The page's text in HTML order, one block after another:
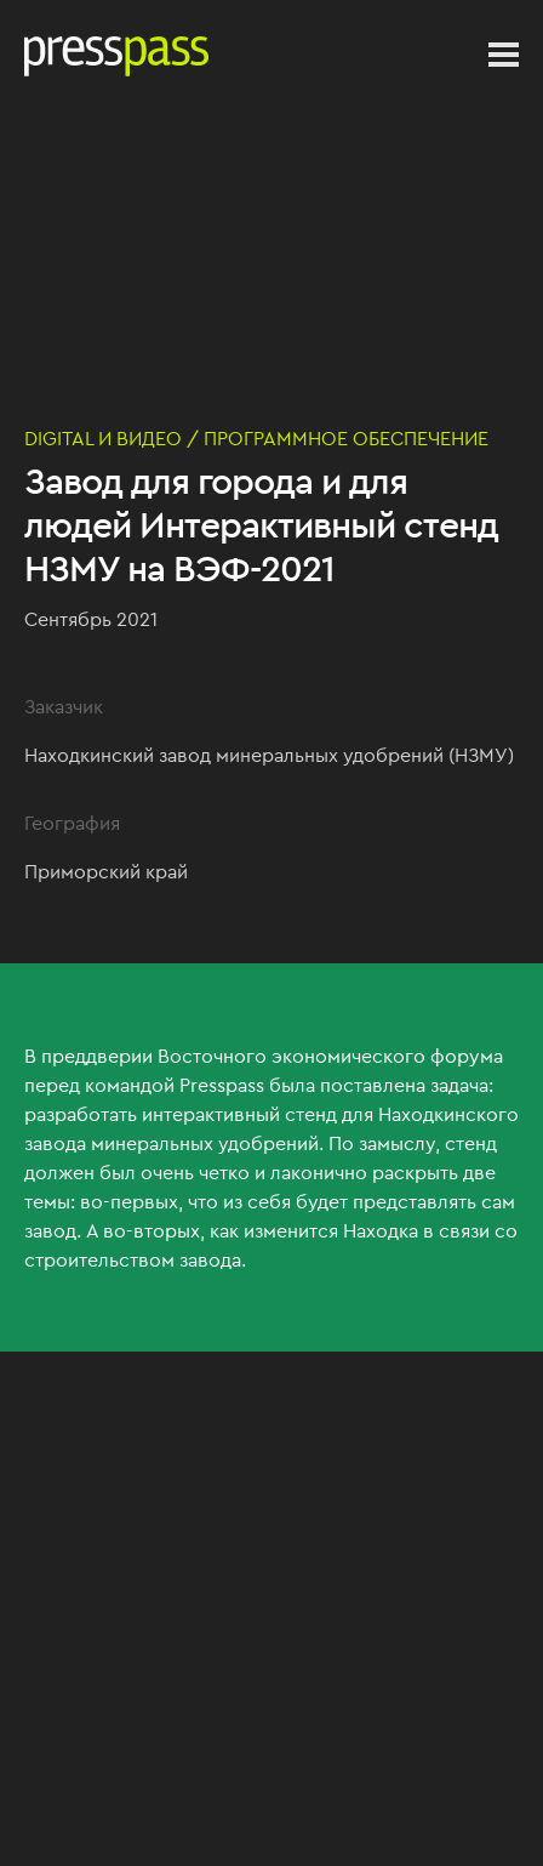
DIGITAL И ВИДЕО / ПРОГРАММНОЕ ОБЕСПЕЧЕНИЕ
Завод для города и для
людей Интерактивный стенд
НЗМУ на ВЭФ-2021
Cентябрь 2021
Заказчик
Находкинский завод минеральных удобрений (НЗМУ)
География
Приморский край
В преддверии Восточного экономического форума
перед командой Presspass была поставлена задача:
разработать интерактивный стенд для Находкинского
завода минеральных удобрений. По замыслу, стенд
должен был очень четко и лаконично раскрыть две
темы: во-первых, что из себя будет представлять сам
завод. А во-вторых, как изменится Находка в связи со
строительством завода.